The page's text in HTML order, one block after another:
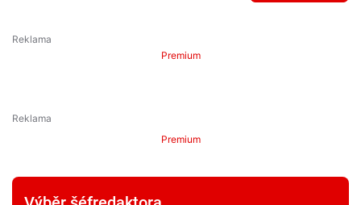
Premium
Premium